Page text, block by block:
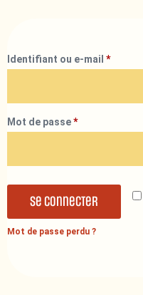
Identifiant ou e-mail *
Mot de passe*
Se connecter
Mot de passe perdu ?